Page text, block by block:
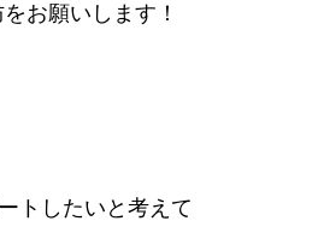
お願いします！
トしたいと考えて